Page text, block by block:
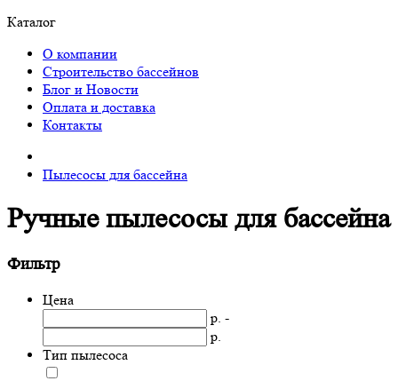
Каталог
О компании
Строительство бассейнов
Блог и Новости
Оплата и доставка
Контакты
Пылесосы для бассейна
Ручные пылесосы для бассейна
Фильтр
Цена
р. -
р.
Тип пылесоса